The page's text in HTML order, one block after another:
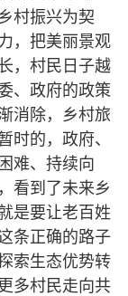
村振兴为契
，把美丽景观
，村民日子越
、政府的政策
消除，乡村旅
时的，政府、
难、持续向
看到了未来乡
是要让老百姓
条正确的路子
索生态优势转
多村民走向共